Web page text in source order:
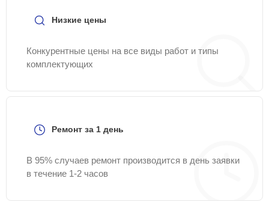
Низкие цены
Конкурентные цены на все виды работ и типы
комплектующих
Ремонт за 1 день
В 95% случаев ремонт производится в день заявки
в течение 1-2 часов